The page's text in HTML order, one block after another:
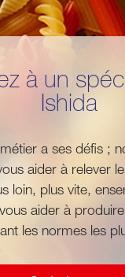
à un
Ishida
a ses défis ;
aider à relever
loin, plus vite,
aider à
les normes les